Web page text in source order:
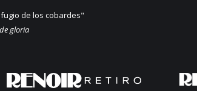
de los cobardes"
gloria